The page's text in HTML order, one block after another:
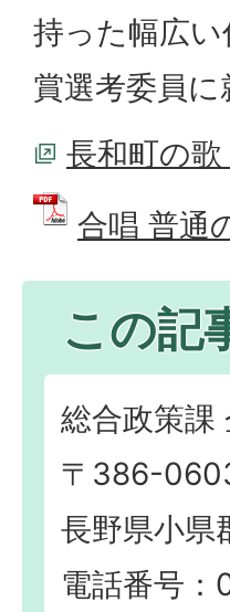
持った幅広
賞選考委員に
長和町の歌
合唱 普通
この記
総合政策課
〒386-
長野県小県
電話番号